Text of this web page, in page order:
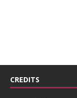
CREDITS